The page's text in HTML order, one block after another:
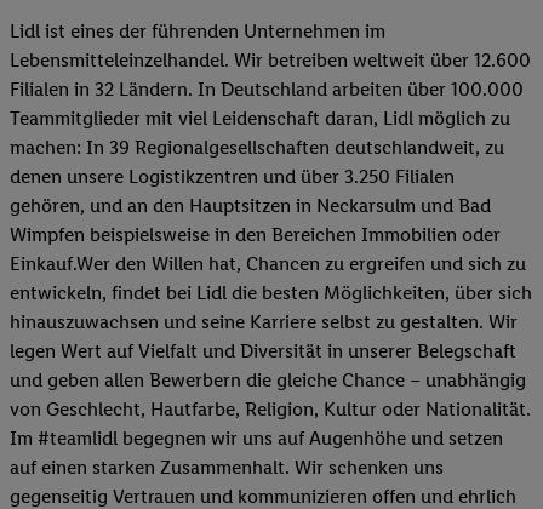
Lidl ist eines der führenden Unternehmen im
Lebensmitteleinzelhandel. Wir betreiben weltweit über 12.600
Filialen in 32 Ländern. In Deutschland arbeiten über 100.000
Teammitglieder mit viel Leidenschaft daran, Lidl möglich zu
machen: In 39 Regionalgesellschaften deutschlandweit, zu
denen unsere Logistikzentren und über 3.250 Filialen
gehören, und an den Hauptsitzen in Neckarsulm und Bad
Wimpfen beispielsweise in den Bereichen Immobilien oder
Einkauf.Wer den Willen hat, Chancen zu ergreifen und sich zu
entwickeln, findet bei Lidl die besten Möglichkeiten, über sich
hinauszuwachsen und seine Karriere selbst zu gestalten. Wir
legen Wert auf Vielfalt und Diversität in unserer Belegschaft
und geben allen Bewerbern die gleiche Chance – unabhängig
von Geschlecht, Hautfarbe, Religion, Kultur oder Nationalität.
Im #teamlidl begegnen wir uns auf Augenhöhe und setzen
auf einen starken Zusammenhalt. Wir schenken uns
gegenseitig Vertrauen und kommunizieren offen und ehrlich